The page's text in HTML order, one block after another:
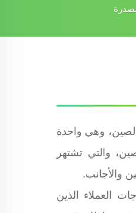
وهي واحدة
والتي تشتهر
والأجانب.
العملاء الذين